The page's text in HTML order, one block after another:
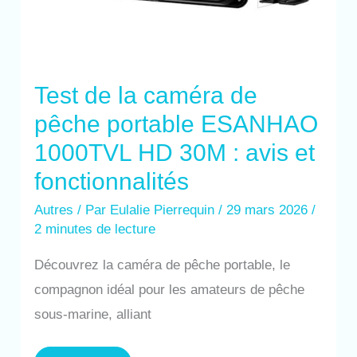
Test de la caméra de
pêche portable ESANHAO
1000TVL HD 30M : avis et
fonctionnalités
Autres / Par Eulalie Pierrequin/ 29 mars 2026/
2 minutes de lecture
Découvrez la caméra de pêche portable, le
compagnon idéal pour les amateurs de pêche
sous-marine, alliant